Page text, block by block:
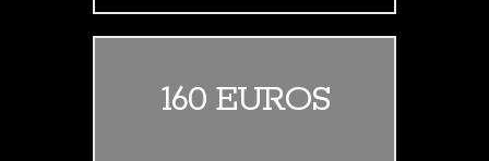
160 EUROS